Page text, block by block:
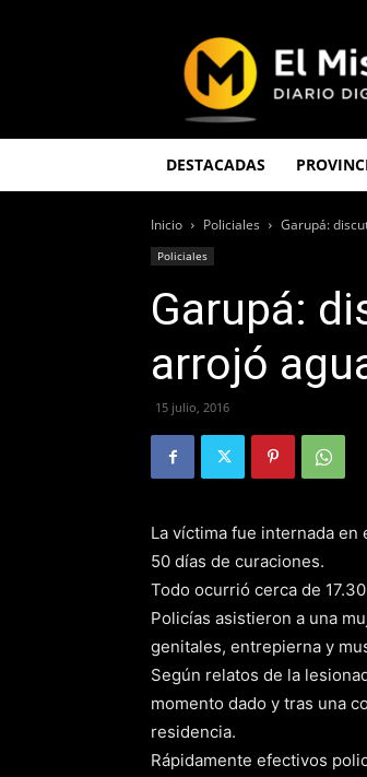
DESTACADAS
Inicio Policiales Garupá:
Policiales
Garupá:
arrojó
15 julio, 2016
La víctima fue internada en
50 días de curaciones.
Todo ocurrió cerca de
Policías asistieron a una
genitales, entrepierna y
Según relatos de la
momento dado y tras una
residencia.
Rápidamente efectivos